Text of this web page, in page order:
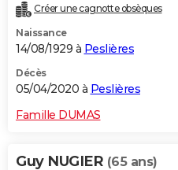
Créer une cagnotte obsèques
Naissance
14/08/1929 à Peslières
Décès
05/04/2020 à Peslières
Famille DUMAS
Guy NUGIER (65 ans)